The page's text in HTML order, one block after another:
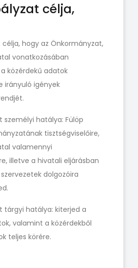
célja,
célja, hogy az Önkormányzat,
vonatkozásában
közérdekű adatok
irányuló igények
személyi hatálya: Fülöp
tisztségviselőire,
valamennyi
illetve a hivatali eljárásban
dolgozóira
tárgyi hatálya: kiterjed a
valamint a közérdekből
teljes körére.